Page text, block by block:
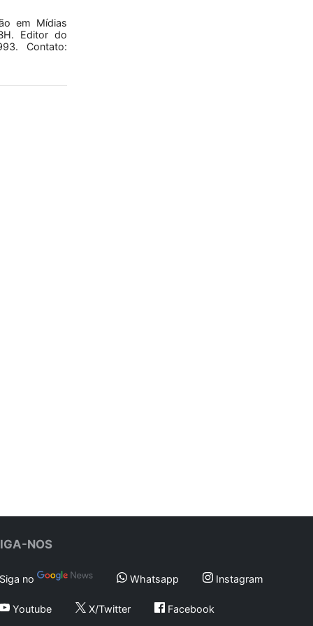
em Mídias
Editor do
Contato:
NOS
Siga no Whatsapp Instagram
Youtube X/Twitter Facebook